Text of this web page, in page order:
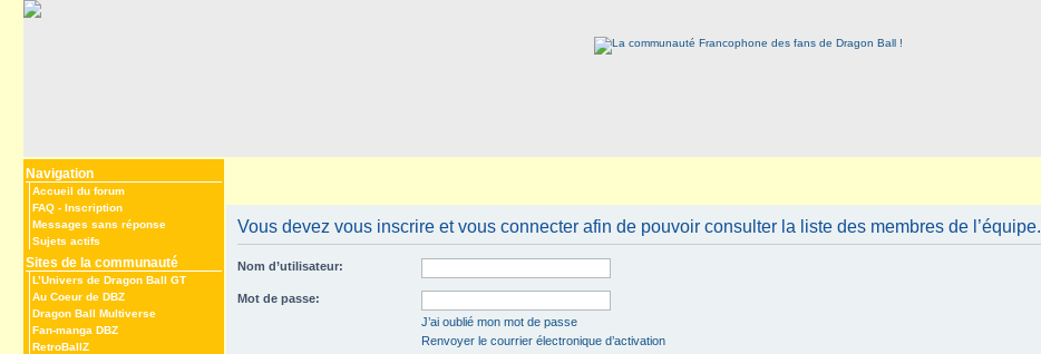
Navigation
Accueil du forum
FAQ - Inscription
Messages sans réponse
Sujets actifs
Sites de la communauté
L’Univers de Dragon Ball GT
Au Coeur de DBZ
Dragon Ball Multiverse
Fan-manga DBZ
RetroBallZ
Vous devez vous inscrire et vous connecter afin de pouvoir consulter la liste des membres de l’équipe.
Nom d’utilisateur:
Mot de passe:
J’ai oublié mon mot de passe
Renvoyer le courrier électronique d’activation